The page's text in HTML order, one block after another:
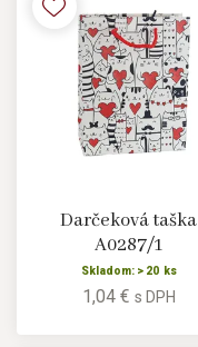
Darčeková taška
A0287/1
Skladom: > 20 ks
1,04 € s DPH